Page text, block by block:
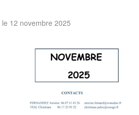
12 novembre 2025